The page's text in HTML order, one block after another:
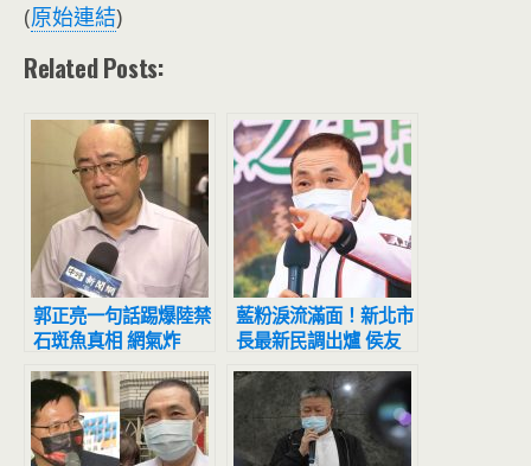
(原始連結)
Related Posts:
郭正亮一句話踢爆陸禁
石斑魚真相 網氣炸
了：當人民白癡？
藍粉淚流滿面！新北市
長最新民調出爐 侯友
宜超震撼